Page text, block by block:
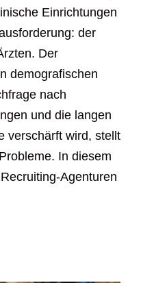
Einrichtungen
der
Der
demografischen
nach
und die langen
verschärft wird, stellt
In diesem
Agenturen